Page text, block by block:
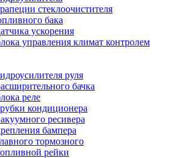
стеклоочистителя
бака
ускорения
управления климат контролем
руля
бачка
реле
кондиционера
ресивера
бампера
тормозного
рейки